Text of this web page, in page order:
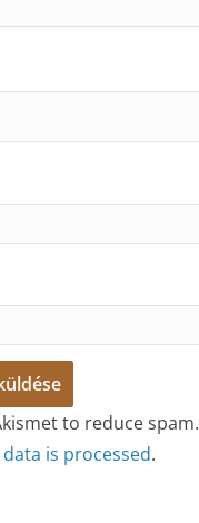
to reduce spam.
is processed.